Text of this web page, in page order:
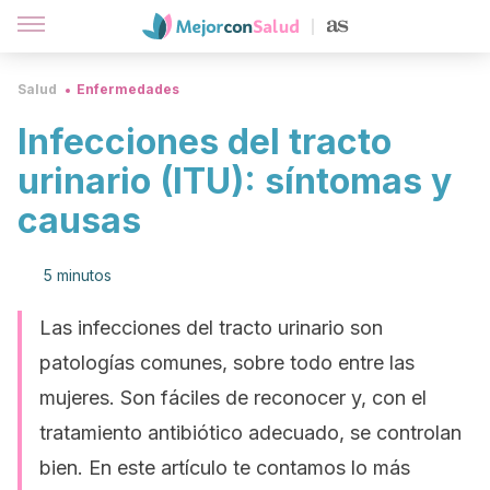
Salud Enfermedades
Infecciones del tracto
urinario (ITU): síntomas y
causas
5 minutos
Las infecciones del tracto urinario son
patologías comunes, sobre todo entre las
mujeres. Son fáciles de reconocer y, con el
tratamiento antibiótico adecuado, se controlan
bien. En este artículo te contamos lo más